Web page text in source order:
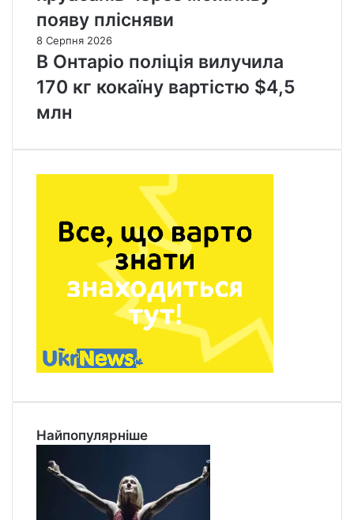
появу плісняви
8 Серпня 2026
В Онтаріо поліція вилучила
170 кг кокаїну вартістю $4,5
млн
Найпопулярніше